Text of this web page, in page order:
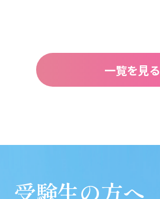
一覧を見る
受験生の方へ